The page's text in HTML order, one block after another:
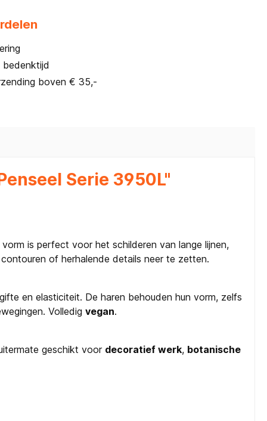
boven € 35,-
Serie 3950L"
is perfect voor het schilderen van lange lijnen,
of herhalende details neer te zetten.
en elasticiteit. De haren behouden hun vorm, zelfs
Volledig vegan.
geschikt voor decoratief werk, botanische